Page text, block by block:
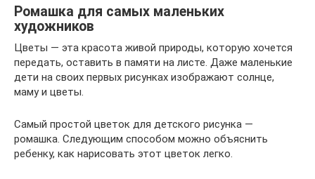
Ромашка для самых маленьких
художников
Цветы — эта красота живой природы, которую хочется
передать, оставить в памяти на листе. Даже маленькие
дети на своих первых рисунках изображают солнце,
маму и цветы.
Самый простой цветок для детского рисунка —
ромашка. Следующим способом можно объяснить
ребенку, как нарисовать этот цветок легко.